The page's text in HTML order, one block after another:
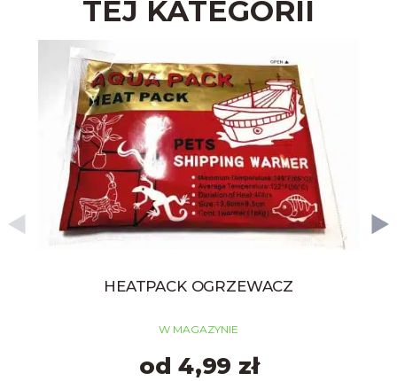
TEJ KATEGORII
HEATPACK OGRZEWACZ
W MAGAZYNIE
od 4,99 zł